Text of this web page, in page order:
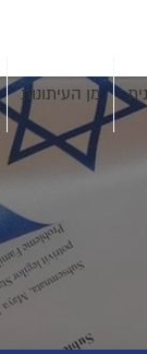
מן העיתונות